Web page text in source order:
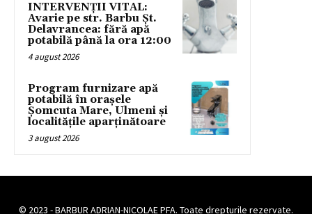
INTERVENȚII VITAL:
Avarie pe str. Barbu Șt.
Delavrancea: fără apă
potabilă până la ora 12:00
4 august 2026
Program furnizare apă
potabilă în orașele
Șomcuta Mare, Ulmeni și
localitățile aparținătoare
3 august 2026
© 2023 - BARBUR ADRIAN-NICOLAE PFA. Toate drepturile rezervate.